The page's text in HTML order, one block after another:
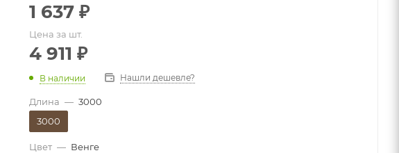
1 637₽
Цена за шт.
4 911 ₽
В наличии Нашли дешевле?
Длина — 3000
3000
Цвет — Венге